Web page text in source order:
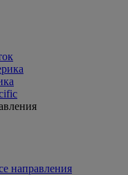
направления